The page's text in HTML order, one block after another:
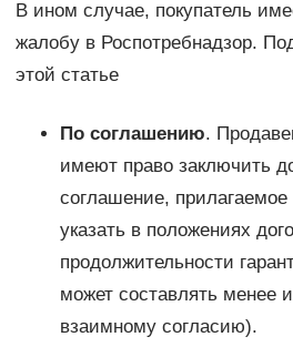
В ином случае, покупатель
жалобу в Роспотребнадзор.
этой статье
По соглашению.
имеют право заключить
соглашение, прилагаемое
указать в положениях
продолжительности
может составлять менее
взаимному согласию).